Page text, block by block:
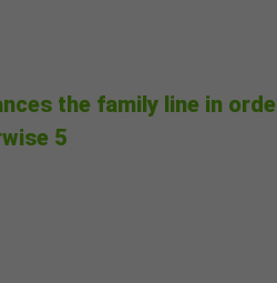
the family line in
5